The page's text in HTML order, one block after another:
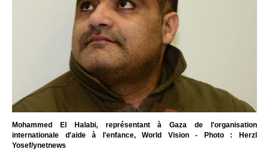
Mohammed El Halabi, représentant à Gaza de l'organisation
internationale d'aide à l'enfance, World Vision - Photo : Herzl
Yosef/ynetnews